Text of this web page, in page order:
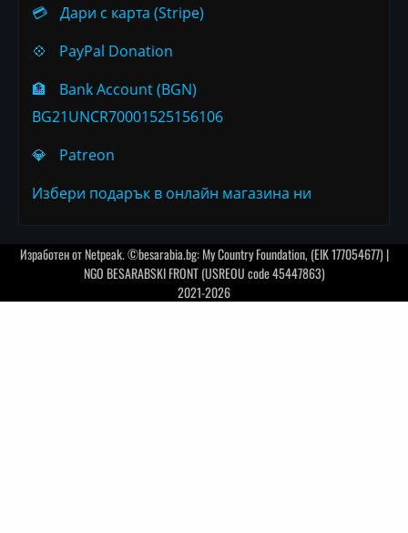
💳
Дари с карта (Stripe)
💠
PayPal Donation
🏦
Bank Account (BGN)
BG21UNCR70001525156106
💎
Patreon
Избери подарък в онлайн магазина ни
Изработен отNetpeak. ©besarabia.bg: My Country Foundation, (EIK 177054677) |
NGO BESARABSKI FRONT (USREOU code 45447863)
2021-2026